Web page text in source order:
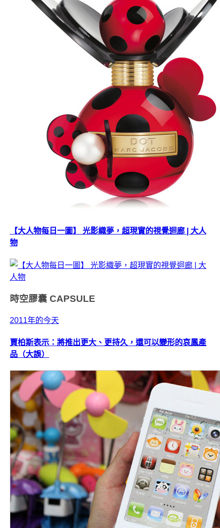
【大人物每日一圖】 光影織夢，超現實的視覺迴廊 | 大人
物
時空膠囊 CAPSULE
2011年的今天
賈柏斯表示：將推出更大、更持久，還可以變形的哀鳳產
品（大誤）